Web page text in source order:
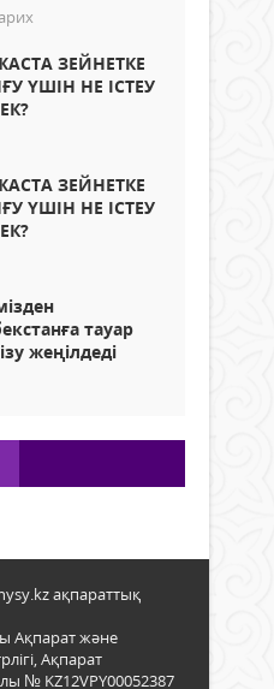
ЗЕЙНЕТКЕ
ҮШІН НЕ ІСТЕУ
ЗЕЙНЕТКЕ
ҮШІН НЕ ІСТЕУ
тауар
жеңілдеді
ақпараттық
Ақпарат және
Ақпарат
№ KZ12VPY00052387